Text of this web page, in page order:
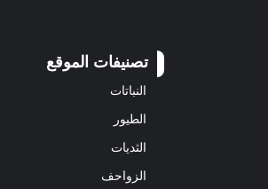
تصنيفات الموقع
النباتات
الطيور
الثديات
الزواحف